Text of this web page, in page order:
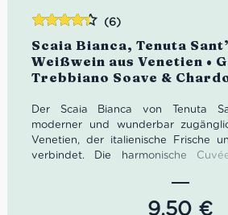
Scaia Bianca, Tenuta
Weißwein aus Venetien •
Trebbiano Soave &
(6)
Der Scaia Bianca von Tenuta
moderner und wunderbar
Venetien, der italienische Frische
verbindet. Die harmonische
Aromen von Birne, Pfirsich, Ananas,
Jasmin sowie einem angenehm
9,50 €
Bewertet
mit4.33
von 5